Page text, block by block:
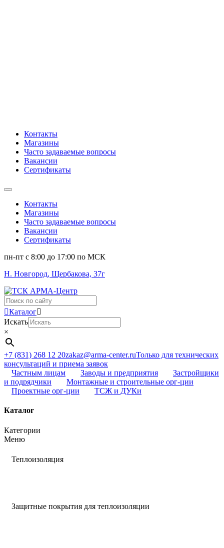
Контакты
Магазины
Часто задаваемые вопросы
Вакансии
Сертификаты
Контакты
Магазины
Часто задаваемые вопросы
Вакансии
Сертификаты
пн-пт c 8:00 до 17:00 по МСК
Н. Новгород, Щербакова, 37г
Поиск
...Каталог
Искать
×
+7 (831) 268 12 20zakaz@arma-center.ruТолько для технических
консультаций и приема заявок
Частным лицам
Заводы и предприятия
Застройщики
и подрядчики
Монтажные и строительные орг-ции
Проектные орг-ции
ТСЖ и ДУКи
Каталог
Категории
Меню
Теплоизоляция
Защитные покрытия для теплоизоляции